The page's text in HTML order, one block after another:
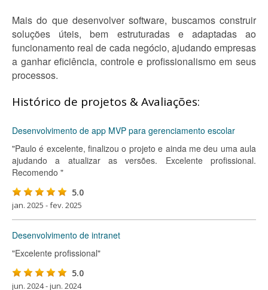
Mais do que desenvolver software, buscamos construir
soluções úteis, bem estruturadas e adaptadas ao
funcionamento real de cada negócio, ajudando empresas
a ganhar eficiência, controle e profissionalismo em seus
processos.
Histórico de projetos & Avaliações:
Desenvolvimento de app MVP para gerenciamento escolar
"Paulo é excelente, finalizou o projeto e ainda me deu uma aula
ajudando a atualizar as versões. Excelente profissional.
Recomendo "
5.0
jan. 2025 - fev. 2025
Desenvolvimento de intranet
"Excelente profissional"
5.0
jun. 2024 - jun. 2024